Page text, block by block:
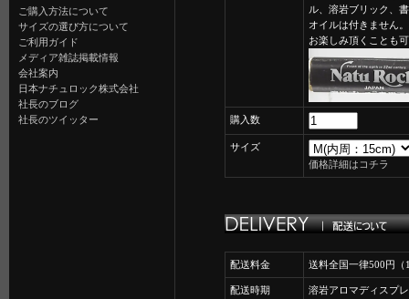
ご購入方法について
サイズの選び方について
ご利用ガイド
メディア雑誌掲載情報
会社案内
日本ナチュロック株式会社
社長のブログ
社長のツイッター
ル、溶岩ブリック、
オイルは付きません
お楽しみ頂くことも
購入数
サイズ
価格詳細はコチラ
配送料金 送料全国一律500円
配送時期
溶岩アロマディスプ